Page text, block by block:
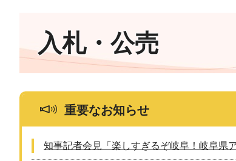
入札・公売
重要なお知らせ
知事記者会見「楽しすぎるぞ岐阜！岐阜県